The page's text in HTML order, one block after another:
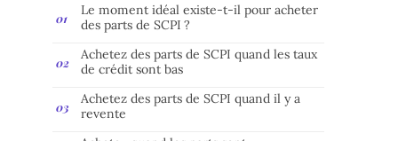
Le moment idéal existe-t-il pour acheter
des parts de SCPI ?
Achetez des parts de SCPI quand les taux
de crédit sont bas
Achetez des parts de SCPI quand il y a
revente